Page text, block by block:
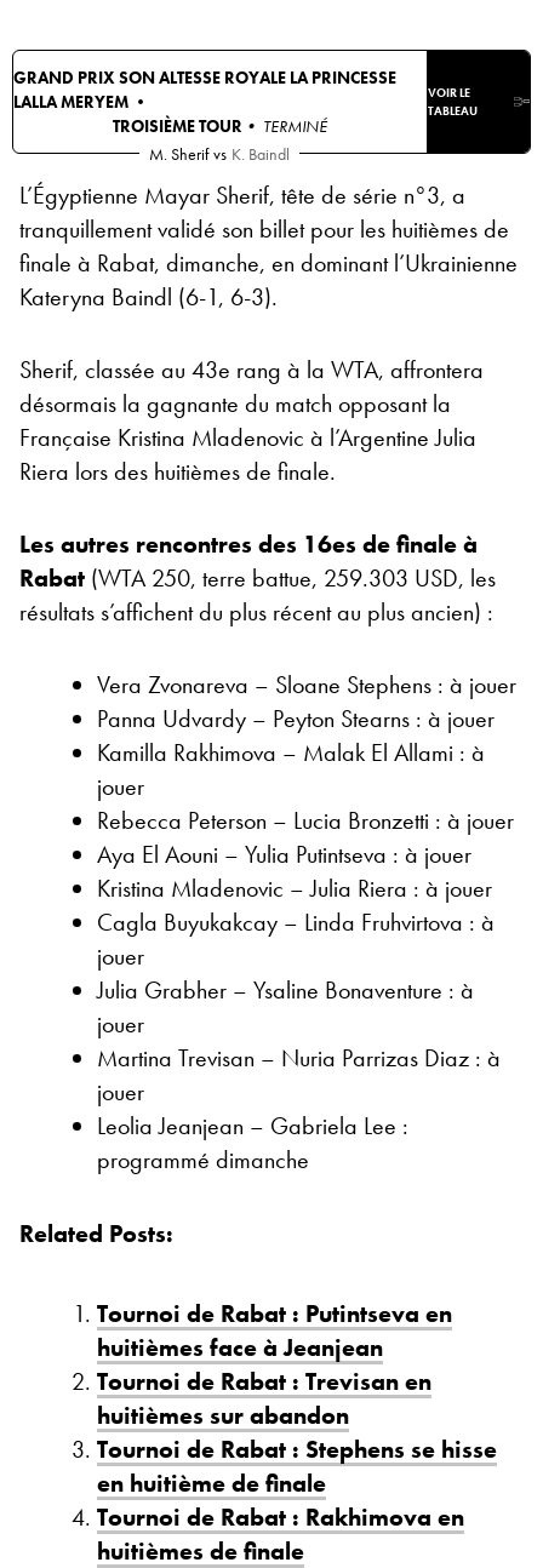
GRAND PRIX SON ALTESSE ROYALE LA PRINCESSE
LALLA MERYEM •
TROISIÈME TOUR • TERMINÉ
VOIR LE
TABLEAU
M. Sherif vs K. Baindl
L’Égyptienne Mayar Sherif, tête de série n°3, a
tranquillement validé son billet pour les huitièmes de
finale à Rabat, dimanche, en dominant l’Ukrainienne
Kateryna Baindl (6-1, 6-3).
Sherif, classée au 43e rang à la WTA, affrontera
désormais la gagnante du match opposant la
Française Kristina Mladenovic à l’Argentine Julia
Riera lors des huitièmes de finale.
Les autres rencontres des 16es de finale à
Rabat (WTA 250, terre battue, 259.303 USD, les
résultats s’affichent du plus récent au plus ancien) :
Vera Zvonareva – Sloane Stephens : à jouer
Panna Udvardy – Peyton Stearns : à jouer
Kamilla Rakhimova – Malak El Allami : à
jouer
Rebecca Peterson – Lucia Bronzetti : à jouer
Aya El Aouni – Yulia Putintseva : à jouer
Kristina Mladenovic – Julia Riera : à jouer
Cagla Buyukakcay – Linda Fruhvirtova : à
jouer
Julia Grabher – Ysaline Bonaventure : à
jouer
Martina Trevisan – Nuria Parrizas Diaz : à
jouer
Leolia Jeanjean – Gabriela Lee :
programmé dimanche
Related Posts:
Tournoi de Rabat : Putintseva en
huitièmes face à Jeanjean
Tournoi de Rabat : Trevisan en
huitièmes sur abandon
Tournoi de Rabat : Stephens se hisse
en huitième de finale
Tournoi de Rabat : Rakhimova en
huitièmes de finale